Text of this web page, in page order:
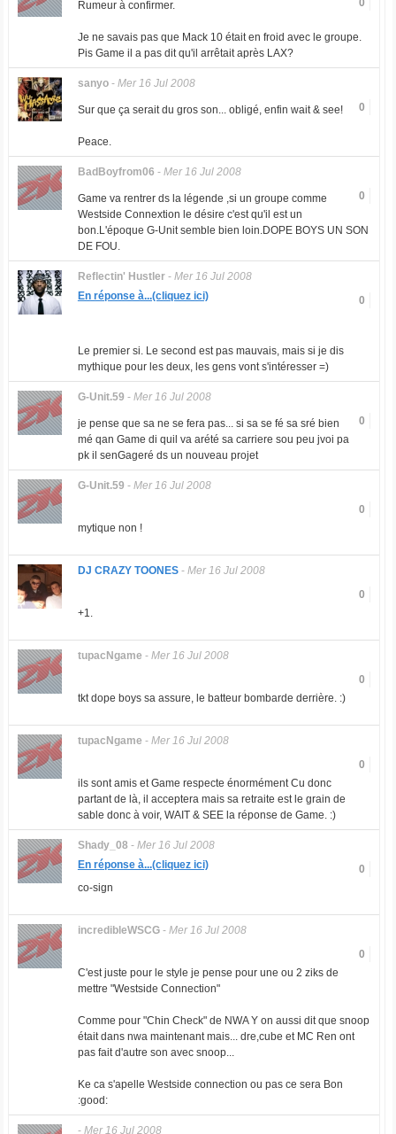
0
Rumeur à confirmer.
Je ne savais pas que Mack 10 était en froid avec le groupe.
Pis Game il a pas dit qu'il arrêtait après LAX?
sanyo- Mer 16 Jul 2008
0
Sur que ça serait du gros son... obligé, enfin wait & see!
Peace.
BadBoyfrom06 - Mer 16 Jul 2008
0
Game va rentrer ds la légende ,si un groupe comme
Westside Connextion le désire c'est qu'il est un
bon.L'époque G-Unit semble bien loin.DOPE BOYS UN SON
DE FOU.
Reflectin' Hustler- Mer 16 Jul 2008
0
En réponse à...(cliquez ici)
Le premier si. Le second est pas mauvais, mais si je dis
mythique pour les deux, les gens vont s'intéresser =)
G-Unit.59 - Mer 16 Jul 2008
0
je pense que sa ne se fera pas... si sa se fé sa sré bien
mé qan Game di quil va arété sa carriere sou peu jvoi pa
pk il senGageré ds un nouveau projet
G-Unit.59 - Mer 16 Jul 2008
0
mytique non !
DJ CRAZY TOONES- Mer 16 Jul 2008
0
+1.
tupacNgame - Mer 16 Jul 2008
0
tkt dope boys sa assure, le batteur bombarde derrière. :)
tupacNgame - Mer 16 Jul 2008
0
ils sont amis et Game respecte énormément Cu donc
partant de là, il acceptera mais sa retraite est le grain de
sable donc à voir, WAIT & SEE la réponse de Game. :)
Shady_08 - Mer 16 Jul 2008
0
En réponse à...(cliquez ici)
co-sign
incredibleWSCG- Mer 16 Jul 2008
0
C'est juste pour le style je pense pour une ou 2 ziks de
mettre "Westside Connection"
Comme pour "Chin Check" de NWA Y on aussi dit que snoop
était dans nwa maintenant mais... dre,cube et MC Ren ont
pas fait d'autre son avec snoop...
Ke ca s'apelle Westside connection ou pas ce sera Bon
:good:
- Mer 16 Jul 2008